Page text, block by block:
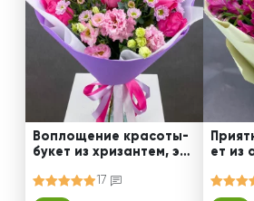
Воплощение красоты-
букет из хризантем, эус
17
ет из